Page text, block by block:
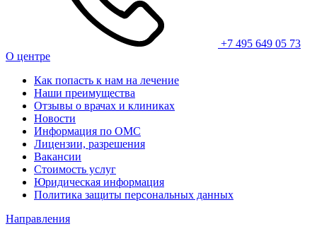
+7 495 649 05 73
О центре
Как попасть к нам на лечение
Наши преимущества
Отзывы о врачах и клиниках
Новости
Информация по ОМС
Лицензии, разрешения
Вакансии
Стоимость услуг
Юридическая информация
Политика защиты персональных данных
Направления